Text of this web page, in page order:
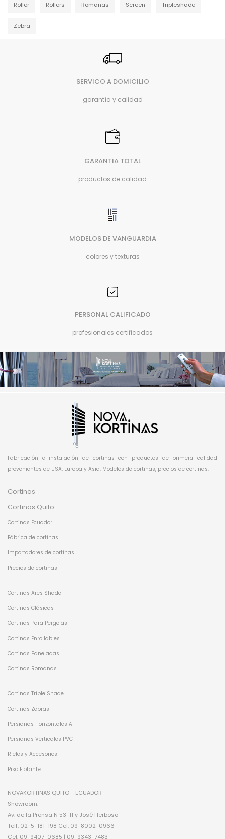
Roller Rollers Romanas Screen Tripleshade
Zebra
SERVICO A DOMICILIO
garantía y calidad
GARANTIA TOTAL
productos de calidad
MODELOS DE VANGUARDIA
colores y texturas
PERSONAL CALIFICADO
profesionales certificados
Fabricación e instalación de cortinas con productos de primera calidad
provenientes de USA, Europa y Asia. Modelos de cortinas, precios de cortinas.
Cortinas
Cortinas Quito
Cortinas Ecuador
Fábrica de cortinas
Importadores de cortinas
Precios de cortinas
Cortinas Ares Shade
Cortinas Clásicas
Cortinas Para Pergolas
Cortinas Enrollables
Cortinas Paneladas
Cortinas Romanas
Cortinas Triple Shade
Cortinas Zebras
Persianas Horizontales A
Persianas Verticales PVC
Rieles y Accesorios
Piso Flotante
NOVAKORTINAS QUITO - ECUADOR
Showroom:
Av. de la Prensa N 53-11 y José Herboso
Telf: 02-5-181-198 Cel: 09-8002-0966
Cel: 09-9407-0685 | 09-9343-7483